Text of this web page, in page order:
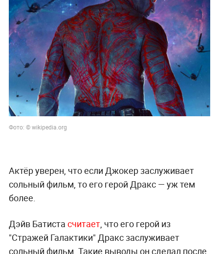
Фото: © wikipedia.org
Актёр уверен, что если Джокер заслуживает
сольный фильм, то его герой Дракс — уж тем
более.
Дэйв Батиста считает, что его герой из
"Стражей Галактики" Дракс заслуживает
сольный фильм. Такие выводы он сделал после